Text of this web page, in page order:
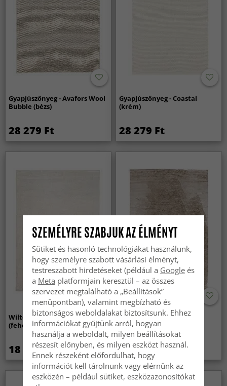
Gyapjúszőnyeg - Avafors Wool
Bubble (bézs)
28 279 Ft
Gyapjúszőnyeg - Coastal
(krém)
28 279 Ft
Wilton szőnyeg - Sunayama
(fehér)
18 289 Ft
Shaggy szőnyeg - Aranga
Super Soft Fur (barna)
11 629 Ft
Újdonság
SZEMÉLYRE SZABJUK AZ ÉLMÉNYT
Sütiket és hasonló technológiákat használunk,
hogy személyre szabott vásárlási élményt,
testreszabott hirdetéseket (például a Googleés
a Meta platformjain keresztül – az összes
szervezet megtalálható a „Beállítások”
menüpontban), valamint megbízható és
biztonságos weboldalakat biztosítsunk. Ehhez
információkat gyűjtünk arról, hogyan
használja a weboldalt, milyen beállításokat
részesít előnyben, és milyen eszközt használ.
Ennek részeként előfordulhat, hogy
információt kell tárolnunk vagy elérnünk az
eszközén – például sütiket, eszközazonosítókat